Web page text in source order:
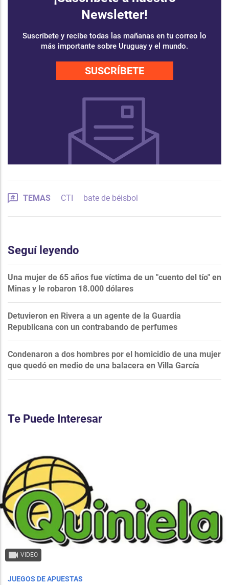
Newsletter!
Suscríbete y recibe todas las mañanas en tu correo lo
más importante sobre Uruguay y el mundo.
SUSCRÍBETE
TEMAS CTI bate de béisbol
Seguí leyendo
Una mujer de 65 años fue víctima de un "cuento del tío" en
Minas y le robaron 18.000 dólares
Detuvieron en Rivera a un agente de la Guardia
Republicana con un contrabando de perfumes
Condenaron a dos hombres por el homicidio de una mujer
que quedó en medio de una balacera en Villa García
Te Puede Interesar
VIDEO
JUEGOS DE APUESTAS